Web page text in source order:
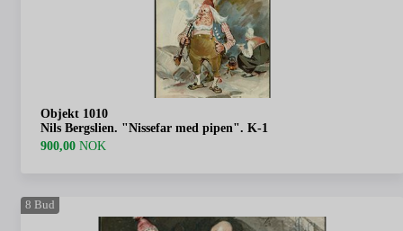
Objekt 1010
Nils Bergslien. "Nissefar med pipen". K-1
900,00 NOK
8 Bud